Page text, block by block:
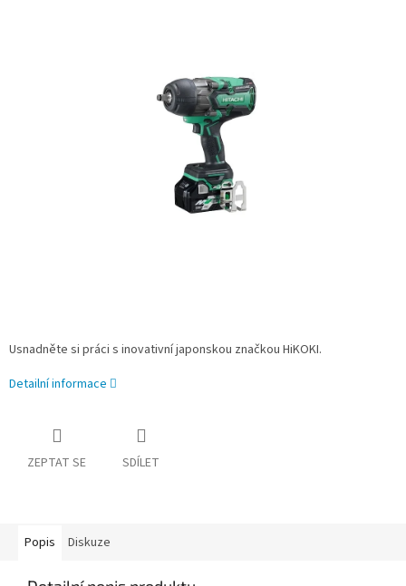
Usnadněte si práci s inovativní japonskou značkou HiKOKI.
Detailní informace
ZEPTAT SE SDÍLET
Popis Diskuze